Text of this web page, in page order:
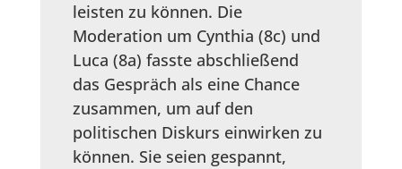
leisten zu können. Die
Moderation um Cynthia (8c) und
Luca (8a) fasste abschließend
das Gespräch als eine Chance
zusammen, um auf den
politischen Diskurs einwirken zu
können. Sie seien gespannt,